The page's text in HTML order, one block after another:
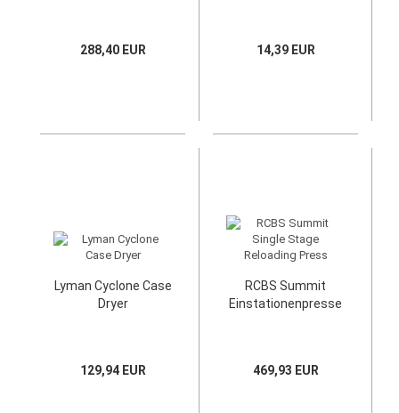
288,40 EUR 14,39 EUR
Lyman Cyclone Case
Dryer
129,94 EUR
RCBS Summit
Einstationenpresse
469,93 EUR